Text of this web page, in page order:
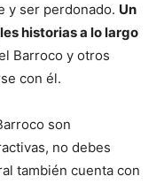
y ser perdonado. Un
historias a lo largo
Barroco y otros
con él.
son
no debes
también cuenta con